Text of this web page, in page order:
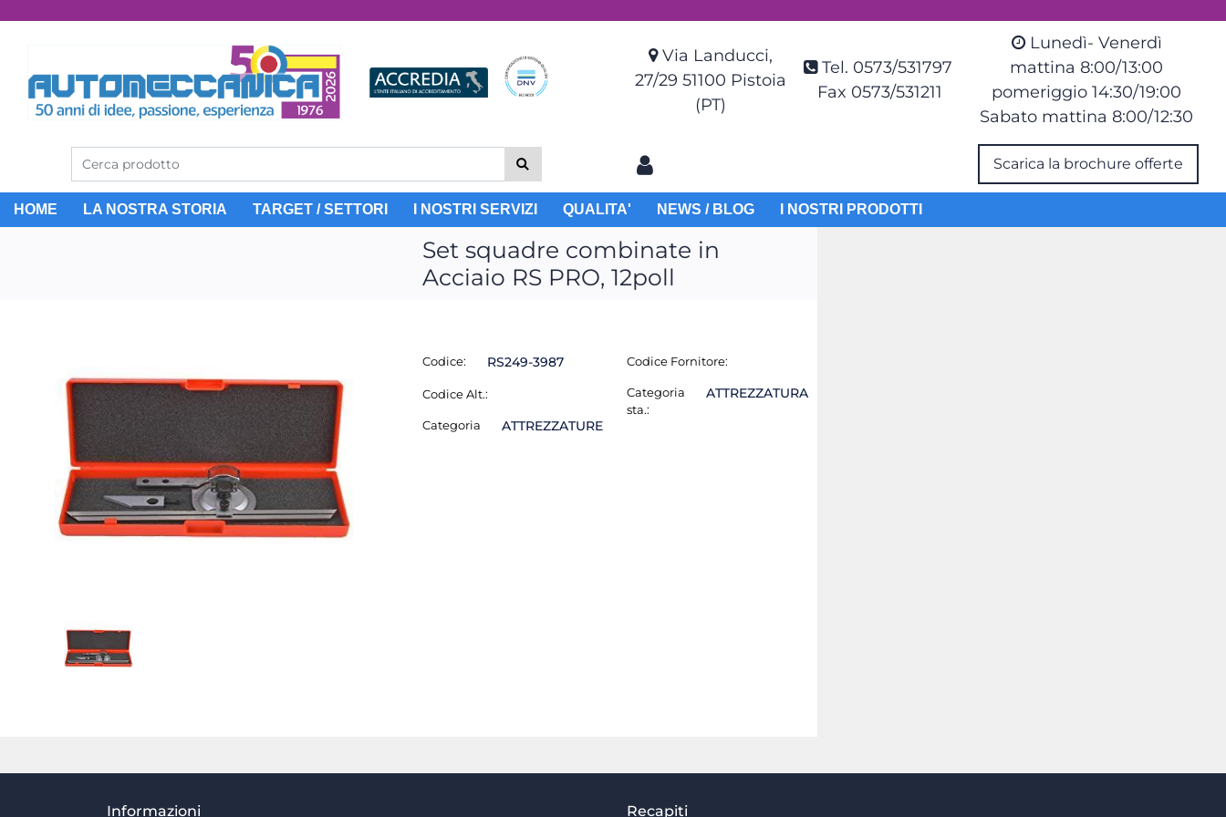
Via Landucci,
27/29 51100 Pistoia
(PT)
Tel. 0573/531797
Fax 0573/531211
Lunedì- Venerdì
mattina 8:00/13:00
pomeriggio 14:30/19:00
Sabato mattina 8:00/12:30
Scarica la brochure offerte
HOME LA NOSTRA STORIA TARGET / SETTORI I NOSTRI SERVIZI QUALITA' NEWS / BLOG I NOSTRI PRODOTTI
Set squadre combinate in
Acciaio RS PRO, 12poll
Codice: RS249-3987
Codice Alt.:
Categoria ATTREZZATURE
Codice Fornitore:
Categoria
sta.:
ATTREZZATURA
Informazioni Recapiti